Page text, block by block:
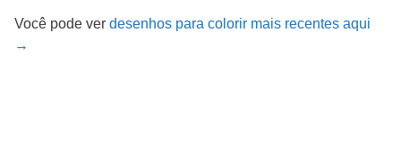
Você pode ver desenhos para colorir mais recentes aqui
→